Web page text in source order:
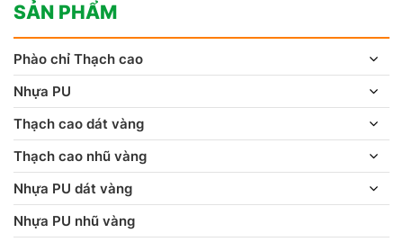
SẢN PHẨM
Phào chỉ Thạch cao
Nhựa PU
Thạch cao dát vàng
Thạch cao nhũ vàng
Nhựa PU dát vàng
Nhựa PU nhũ vàng